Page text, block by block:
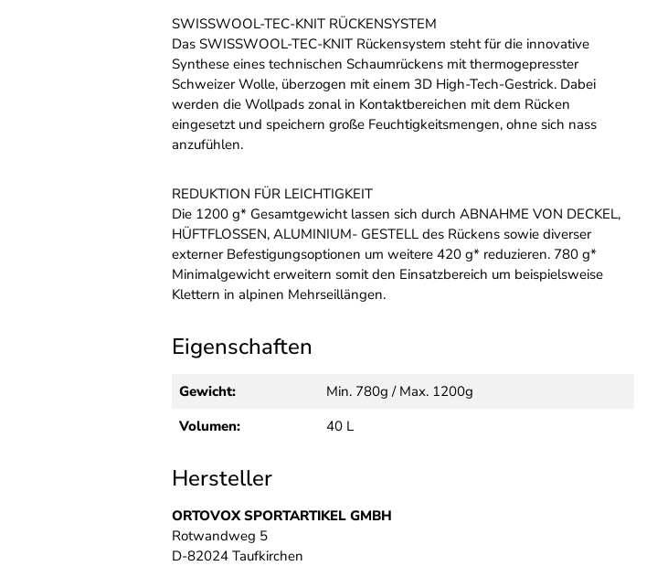
SWISSWOOL-TEC-KNIT RÜCKENSYSTEM
Das SWISSWOOL-TEC-KNIT Rückensystem steht für die innovative
Synthese eines technischen Schaumrückens mit thermogepresster
Schweizer Wolle, überzogen mit einem 3D High-Tech-Gestrick. Dabei
werden die Wollpads zonal in Kontaktbereichen mit dem Rücken
eingesetzt und speichern große Feuchtigkeitsmengen, ohne sich nass
anzufühlen.
REDUKTION FÜR LEICHTIGKEIT
Die 1200 g* Gesamtgewicht lassen sich durch ABNAHME VON DECKEL,
HÜFTFLOSSEN, ALUMINIUM- GESTELL des Rückens sowie diverser
externer Befestigungsoptionen um weitere 420 g* reduzieren. 780 g*
Minimalgewicht erweitern somit den Einsatzbereich um beispielsweise
Klettern in alpinen Mehrseillängen.
Eigenschaften
Gewicht:
Min. 780g / Max. 1200g
Volumen:
40 L
Hersteller
ORTOVOX SPORTARTIKEL GMBH
Rotwandweg 5
D-82024 Taufkirchen